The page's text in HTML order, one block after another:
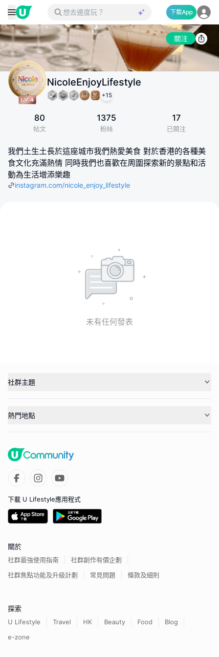
下載App
關注
NicoleEnjoyLifestyle
+15
80
帖文
1375
粉絲
17
已關注
我們土生土長於這座城市我們熱愛美食 對於香港的各種美
食文化充滿熱情 同時我們也喜歡在周圍探索新的景點和活
動為生活增添樂趣
instagram.com/nicole_enjoy_lifestyle
未有任何發表
社群主題
熱門地點
下載 U Lifestyle應用程式
關於
社群最強使用指南
社群創作有價企劃
社群焦點功能及升級計劃
常見問題 條款及細則
探索
U Lifestyle Travel HK Beauty Food
Blog
e-zone